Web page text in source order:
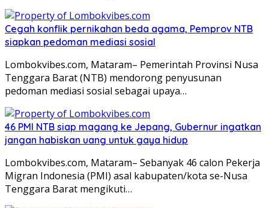
Cegah konflik pernikahan beda agama, Pemprov NTB
siapkan pedoman mediasi sosial
Lombokvibes.com, Mataram– Pemerintah Provinsi Nusa
Tenggara Barat (NTB) mendorong penyusunan
pedoman mediasi sosial sebagai upaya…
46 PMI NTB siap magang ke Jepang, Gubernur ingatkan
jangan habiskan uang untuk gaya hidup
Lombokvibes.com, Mataram– Sebanyak 46 calon Pekerja
Migran Indonesia (PMI) asal kabupaten/kota se-Nusa
Tenggara Barat mengikuti…